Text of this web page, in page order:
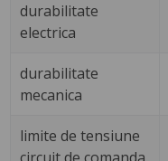
durabilitate
electrica
durabilitate
mecanica
limite de tensiune